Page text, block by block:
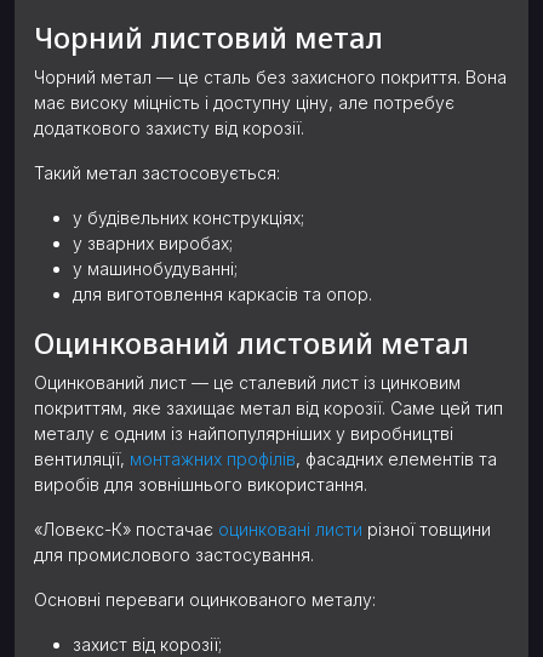
Чорний листовий метал
Чорний метал — це сталь без захисного покриття. Вона
має високу міцність і доступну ціну, але потребує
додаткового захисту від корозії.
Такий метал застосовується:
у будівельних конструкціях;
у зварних виробах;
у машинобудуванні;
для виготовлення каркасів та опор.
Оцинкований листовий метал
Оцинкований лист — це сталевий лист із цинковим
покриттям, яке захищає метал від корозії. Саме цей тип
металу є одним із найпопулярніших у виробництві
вентиляції, монтажних профілів, фасадних елементів та
виробів для зовнішнього використання.
«Ловекс-К» постачає оцинковані листи різної товщини
для промислового застосування.
Основні переваги оцинкованого металу:
захист від корозії;